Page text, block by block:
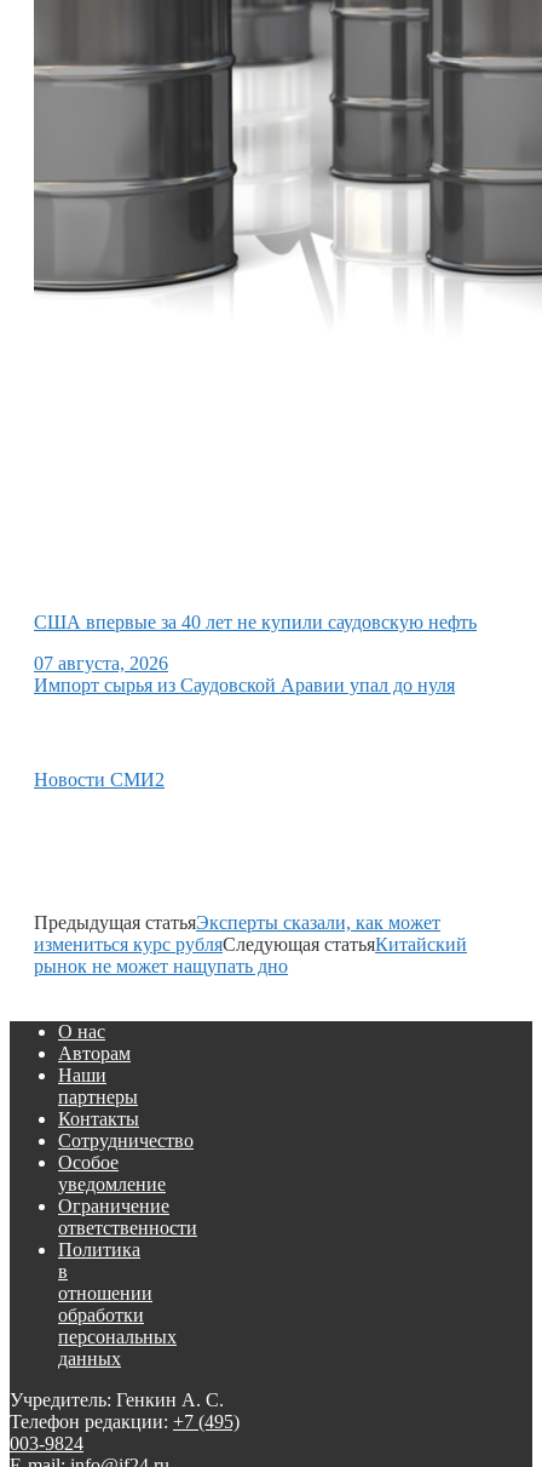
США впервые за 40 лет не купили саудовскую нефть
07 августа, 2026
Импорт сырья из Саудовской Аравии упал до нуля
Новости СМИ2
Предыдущая статьяЭксперты сказали, как может
измениться курс рубляСледующая статьяКитайский
рынок не может нащупать дно
О нас
Авторам
Наши
партнеры
Контакты
Сотрудничество
Особое
уведомление
Ограничение
ответственности
Политика
в
отношении
обработки
персональных
данных
Учредитель: Генкин А. С.
Телефон редакции: +7 (495)
003-9824